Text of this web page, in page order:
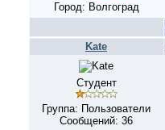
Город: Волгоград
Kate
Студент
Группа: Пользователи
Сообщений: 36